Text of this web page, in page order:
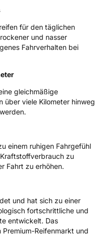
für den täglichen
und nasser
Fahrverhalten bei
gleichmäßige
über viele Kilometer hinweg
einem ruhigen Fahrgefühl
zu
Fahrt zu erhöhen.
und hat sich zu einer
fortschrittliche und
entwickelt. Das
Reifenmarkt und